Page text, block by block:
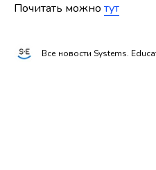
Почитать можно тут
Все новости Systems.